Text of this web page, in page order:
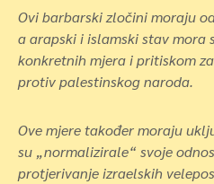
Ovi barbarski zločini moraju
a arapski i islamski stav mora
konkretnih mjera i pritiskom
protiv palestinskog naroda.
Ove mjere također moraju
su „normalizirale“ svoje
protjerivanje izraelskih